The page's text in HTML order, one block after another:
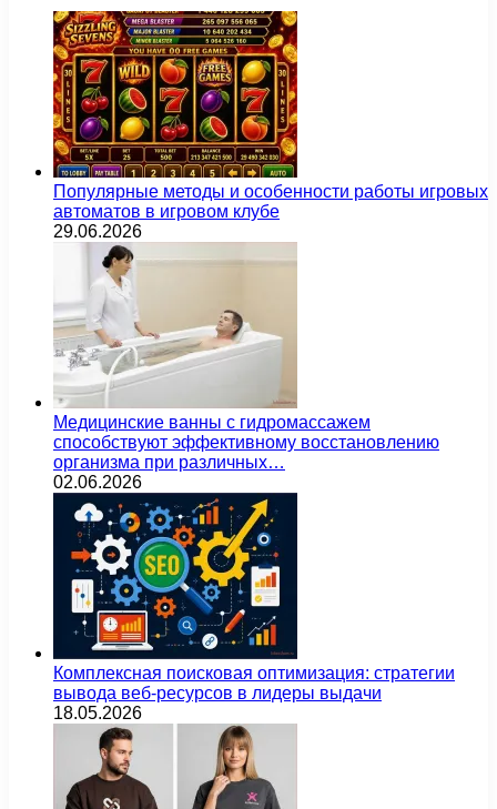
Популярные методы и особенности работы игровых
автоматов в игровом клубе
29.06.2026
Медицинские ванны с гидромассажем
способствуют эффективному восстановлению
организма при различных…
02.06.2026
Комплексная поисковая оптимизация: стратегии
вывода веб-ресурсов в лидеры выдачи
18.05.2026